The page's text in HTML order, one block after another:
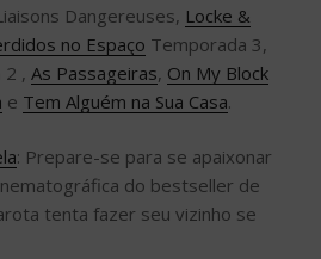
Dangereuses, Locke &
no Espaço Temporada 3,
2 , As Passageiras, On My Block
e Tem Alguém na Sua Casa.
: Prepare-se para se apaixonar
do bestseller de
tenta fazer seu vizinho se